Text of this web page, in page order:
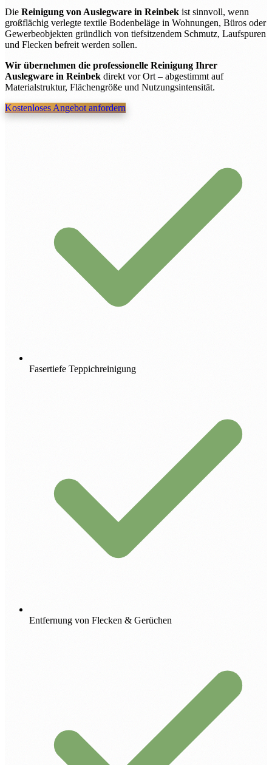
Die Reinigung von Auslegware in Reinbek ist sinnvoll, wenn
großflächig verlegte textile Bodenbeläge in Wohnungen, Büros oder
Gewerbeobjekten gründlich von tiefsitzendem Schmutz, Laufspuren
und Flecken befreit werden sollen.
Wir übernehmen die professionelle Reinigung Ihrer
Auslegware in Reinbek direkt vor Ort – abgestimmt auf
Materialstruktur, Flächengröße und Nutzungsintensität.
Kostenloses Angebot anfordern
Fasertiefe Teppichreinigung
Entfernung von Flecken & Gerüchen